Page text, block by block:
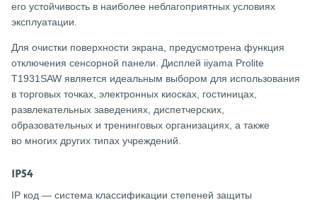
его устойчивость в наиболее неблагоприятных условиях
эксплуатации.
Для очистки поверхности экрана, предусмотрена функция
отключения сенсорной панели. Дисплей iiyama Prolite
T1931SAW является идеальным выбором для использования
в торговых точках, электронных киосках, гостиницах,
развлекательных заведениях, диспетчерских,
образовательных и тренинговых организациях, а также
во многих других типах учреждений.
IP54
IP код — система классификации степеней защиты